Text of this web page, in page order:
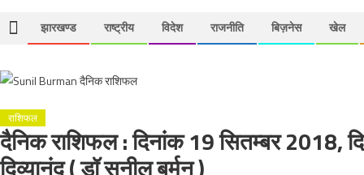
झारखण्ड राष्ट्रीय विदेश राजनीति बिज़नेस खेल
राशिफल
दैनिक राशिफल : दिनांक 19 सितम्बर 2018,